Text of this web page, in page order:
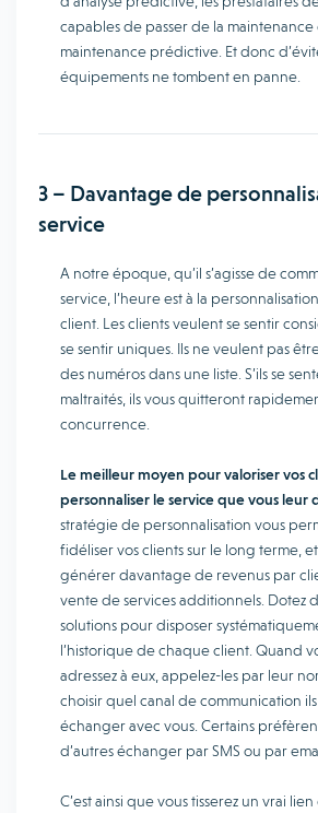
capables de passer de la maintenance
maintenance prédictive. Et donc
équipements ne tombent en panne.
3 – Davantage de
service
A notre époque, qu’il s’agisse de
service, l’heure est à la
client. Les clients veulent se sentir
se sentir uniques. Ils ne veulent pas
des numéros dans une liste. S’ils se
maltraités, ils vous quitteront
concurrence.
Le meilleur moyen pour valoriser vos
personnaliser le service que vous leur
stratégie de personnalisation vous
fidéliser vos clients sur le long terme,
générer davantage de revenus par
vente de services additionnels. Dotez
solutions pour disposer
l’historique de chaque client. Quand
adressez à eux, appelez-les par leur
choisir quel canal de communication
échanger avec vous. Certains
d’autres échanger par SMS ou par
C’est ainsi que vous tisserez un vrai